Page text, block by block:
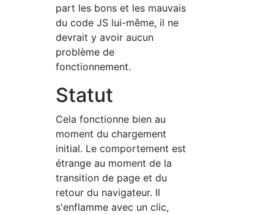
part les bons et les mauvais
du code JS lui-même, il ne
devrait y avoir aucun
problème de
fonctionnement.
Statut
Cela fonctionne bien au
moment du chargement
initial. Le comportement est
étrange au moment de la
transition de page et du
retour du navigateur. Il
s'enflamme avec un clic,